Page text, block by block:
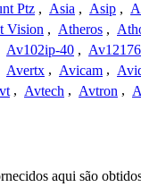
Ptz , Asia , Asip ,
Vision , Atheros ,
Av102ip-40 ,
Avertx , Avicam ,
, Avtech , Avtron ,
aqui são